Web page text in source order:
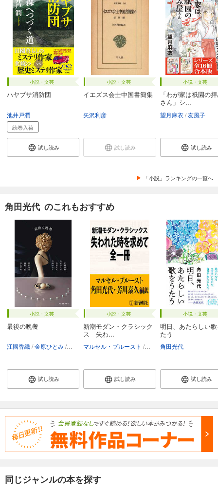
小説・文芸
ハヤブサ消防団
池井戸潤
続巻入荷
試し読み
小説・文芸
イエズス会士中国書簡集
矢沢利彦
試し読み
小説・文芸
「わが家は祇園の
さん」シ...
望月麻衣 友風子
試し読み
「小説」ランキングの一覧へ
角田光代 のこれもおすすめ
小説・文芸
最後の晩餐
江國香織 金原ひとみ 角田光代 寺地はるな 原田ひ香 藤野千夜
試し読み
小説・文芸
新潮モダン・クラシック
ス 失わ...
マルセル・プルースト 角田光代 芳川泰久
試し読み
小説・文芸
明日、あたらしい
たう
角田光代
試し読み
同じジャンルの本を探す